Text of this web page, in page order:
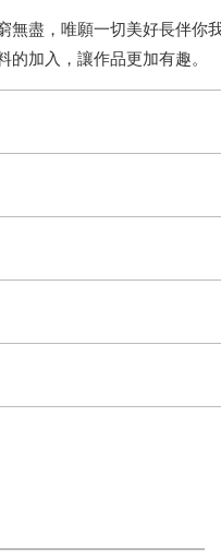
無盡，唯願一切美好長伴你
加入，讓作品更加有趣。